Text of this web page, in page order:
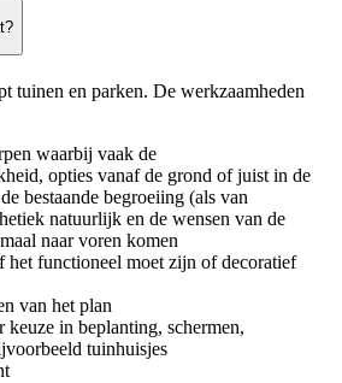
tuinen en parken. De werkzaamheden
waarbij vaak de
opties vanaf de grond of juist in de
bestaande begroeiing (als van
natuurlijk en de wensen van de
naar voren komen
het functioneel moet zijn of decoratief
van het plan
keuze in beplanting, schermen,
tuinhuisjes